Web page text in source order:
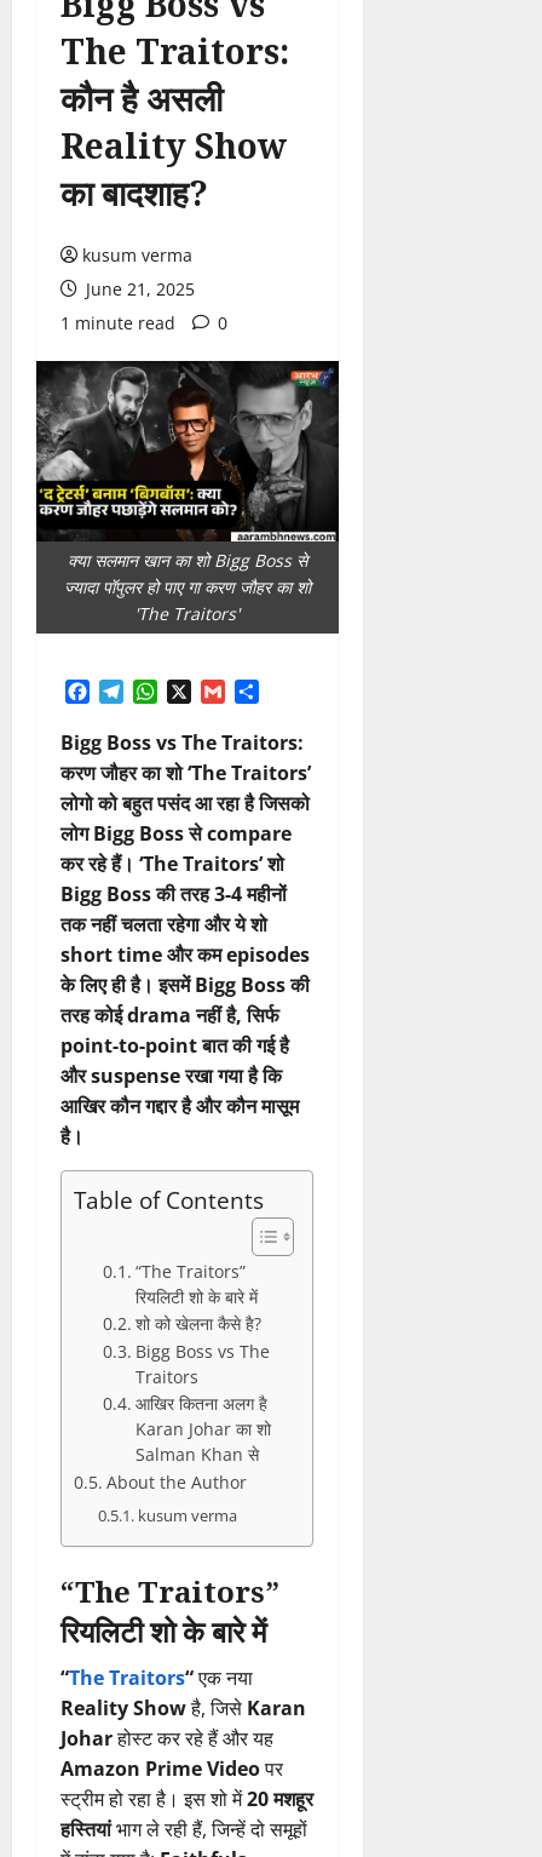
The Traitors:
कौन है असली
Reality Show
का बादशाह?
kusum verma
June 21, 2025
1 minute read
0
क्या सलमान खान का शो Bigg Boss से
ज्यादा पॉपुलर हो पाए गा करण जौहर का शो
'The Traitors'
Facebook
TelegramWhatsAppGmail
Bigg Boss vs The Traitors:
करण जौहर का शो ‘The Traitors’
लोगो को बहुत पसंद आ रहा है जिसको
लोग Bigg Boss से compare
कर रहे हैं। ‘The Traitors’ शो
Bigg Boss की तरह 3-4 महीनों
तक नहीं चलता रहेगा और ये शो
short time और कम episodes
के लिए ही है। इसमें Bigg Boss की
तरह कोई drama नहीं है, सिर्फ
point-to-point बात की गई है
और suspense रखा गया है कि
आखिर कौन गद्दार है और कौन मासूम
है।
Table of Contents
“The Traitors”
रियलिटी शो के बारे में
शो को खेलना कैसे है?
Bigg Boss vs The
Traitors
आखिर कितना अलग है
Karan Johar का शो
Salman Khan से
About the Author
kusum verma
“The Traitors”
रियलिटी शो के बारे में
“The Traitors“एक नया
Reality Showहै, जिसे Karan
Joharहोस्ट कर रहे हैं और यह
Amazon Prime Videoपर
स्ट्रीम हो रहा है। इस शो में20 मशहूर
हस्तियांभाग ले रही हैं, जिन्हें दो समूहों